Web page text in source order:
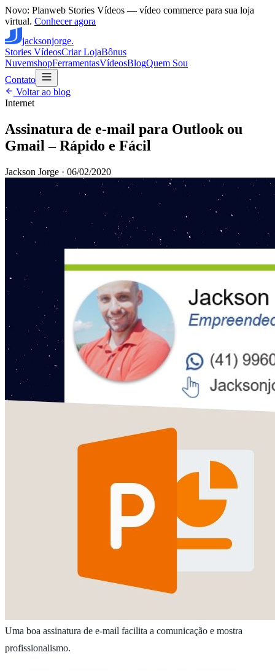
Novo: Planweb Stories Vídeos — vídeo commerce para sua loja
virtual. Conhecer agora
jacksonjorge.
Stories VídeosCriar LojaBônus
NuvemshopFerramentasVídeosBlogQuem Sou
Contato
Voltar ao blog
Internet
Assinatura de e-mail para Outlook ou
Gmail – Rápido e Fácil
Jackson Jorge · 06/02/2020
Uma boa assinatura de e-mail facilita a comunicação e mostra
profissionalismo.